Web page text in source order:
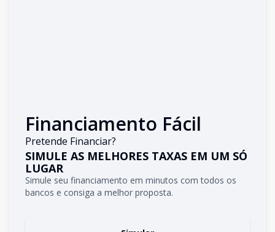
Financiamento Fácil
Pretende Financiar?
SIMULE AS MELHORES TAXAS EM UM SÓ
LUGAR
Simule seu financiamento em minutos com todos os
bancos e consiga a melhor proposta.